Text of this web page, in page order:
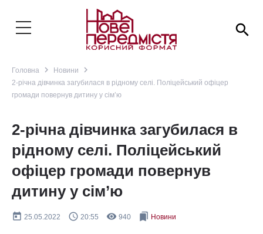
search
Головна navigate_next Новини navigate_next
2-річна дівчинка загубилася в рідному селі. Поліцейський офіцер
громади повернув дитину у сім’ю
2-річна дівчинка загубилася в
рідному селі. Поліцейський
офіцер громади повернув
дитину у сім’ю
today 25.05.2022 query_builder 20:55 remove_red_eye 940 bookmarks Новини